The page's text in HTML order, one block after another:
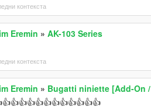
контекста
Eremin »AK-103 Series
контекста
Eremin » Bugatti niniette [Add-On